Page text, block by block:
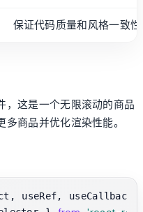
保证代码质量和风格一致性
，这是一个无限滚动的商品
商品并优化渲染性能。
useRef,